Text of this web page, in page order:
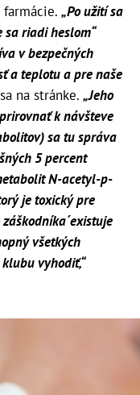
„Po užití sa
sa riadi heslom“
v bezpečných
a teplotu a pre naše
na stránke. „Jeho
k návšteve
sa tu správa
5 percent
N-acetyl-p-
je toxický pre
všetkých
vyhodiť,“